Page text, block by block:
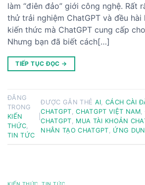
làm “điên đảo” giới công nghệ. Rất
thử trải nghiệm ChatGPT và đều
kiến thức mà ChatGPT cung cấp
Nhưng bạn đã biết cách[…]
TIẾP TỤC ĐỌC →
ĐĂNG
TRONG
KIẾN
THỨC
TIN TỨC
ĐƯỢC GẮN THẺ AI, CÁCH CÀI
CHATGPT,CHATGPT VIỆT NAM,
CHATGPT, MUA TÀI KHOẢN
NHÂN TẠO CHATGPT, ỨNG